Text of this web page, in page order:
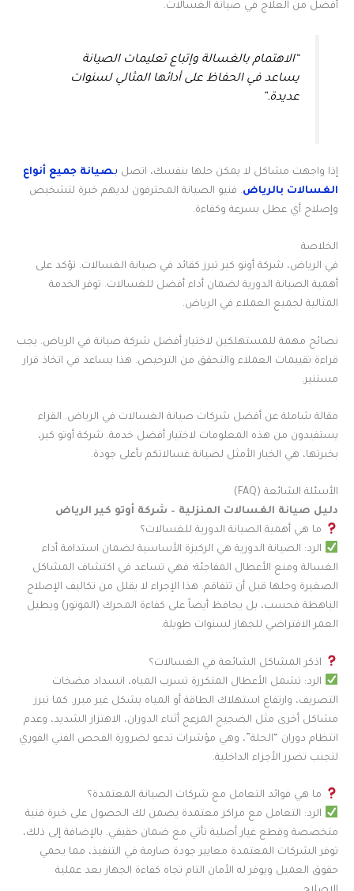
أفضل من العلاج في صيانة الغسالات.
“الاهتمام بالغسالة وإتباع تعليمات الصيانة
يساعد في الحفاظ على أدائها المثالي لسنوات
عديدة.”
إذا واجهت مشاكل لا يمكن حلها بنفسك، اتصل بـصيانة جميع أنواع
الغسالات بالرياض. فنيو الصيانة المحترفون لديهم خبرة لتشخيص
وإصلاح أي عطل بسرعة وكفاءة.
الخلاصة
في الرياض، شركة أوتو كير تبرز كقائد في صيانة الغسالات. تؤكد على
أهمية الصيانة الدورية لضمان أداء أفضل للغسالات. توفر الخدمة
المثالية لجميع العملاء في الرياض.
نصائح مهمة للمستهلكين لاختيار أفضل شركة صيانة في الرياض. يجب
قراءة تقييمات العملاء والتحقق من الترخيص. هذا يساعد في اتخاذ قرار
مستنير.
مقالة شاملة عن أفضل شركات صيانة الغسالات في الرياض. القراء
يستفيدون من هذه المعلومات لاختيار أفضل خدمة. شركة أوتو كير،
بخبرتها، هي الخيار الأمثل لصيانة غسالاتكم بأعلى جودة.
الأسئلة الشائعة (FAQ)
دليل صيانة الغسالات المنزلية – شركة أوتو كير الرياض
ما هي أهمية الصيانة الدورية للغسالات؟
الرد: الصيانة الدورية هي الركيزة الأساسية لضمان استدامة أداء
الغسالة ومنع الأعطال المفاجئة؛ فهي تساعد في اكتشاف المشاكل
الصغيرة وحلها قبل أن تتفاقم. هذا الإجراء لا يقلل من تكاليف الإصلاح
الباهظة فحسب، بل يحافظ أيضاً على كفاءة المحرك (الموتور) ويطيل
العمر الافتراضي للجهاز لسنوات طويلة.
اذكر المشاكل الشائعة في الغسالات؟
الرد: تشمل الأعطال المتكررة تسرب المياه، انسداد مضخات
التصريف، وارتفاع استهلاك الطاقة أو المياه بشكل غير مبرر. كما تبرز
مشاكل أخرى مثل الضجيج المزعج أثناء الدوران، الاهتزاز الشديد، وعدم
انتظام دوران “الحلة”، وهي مؤشرات تدعو لضرورة الفحص الفني الفوري
لتجنب تضرر الأجزاء الداخلية.
ما هي فوائد التعامل مع شركات الصيانة المعتمدة؟
الرد: التعامل مع مراكز معتمدة يضمن لك الحصول على خبرة فنية
متخصصة وقطع غيار أصلية تأتي مع ضمان حقيقي. بالإضافة إلى ذلك،
توفر الشركات المعتمدة معايير جودة صارمة في التنفيذ، مما يحمي
حقوق العميل ويوفر له الأمان التام تجاه كفاءة الجهاز بعد عملية